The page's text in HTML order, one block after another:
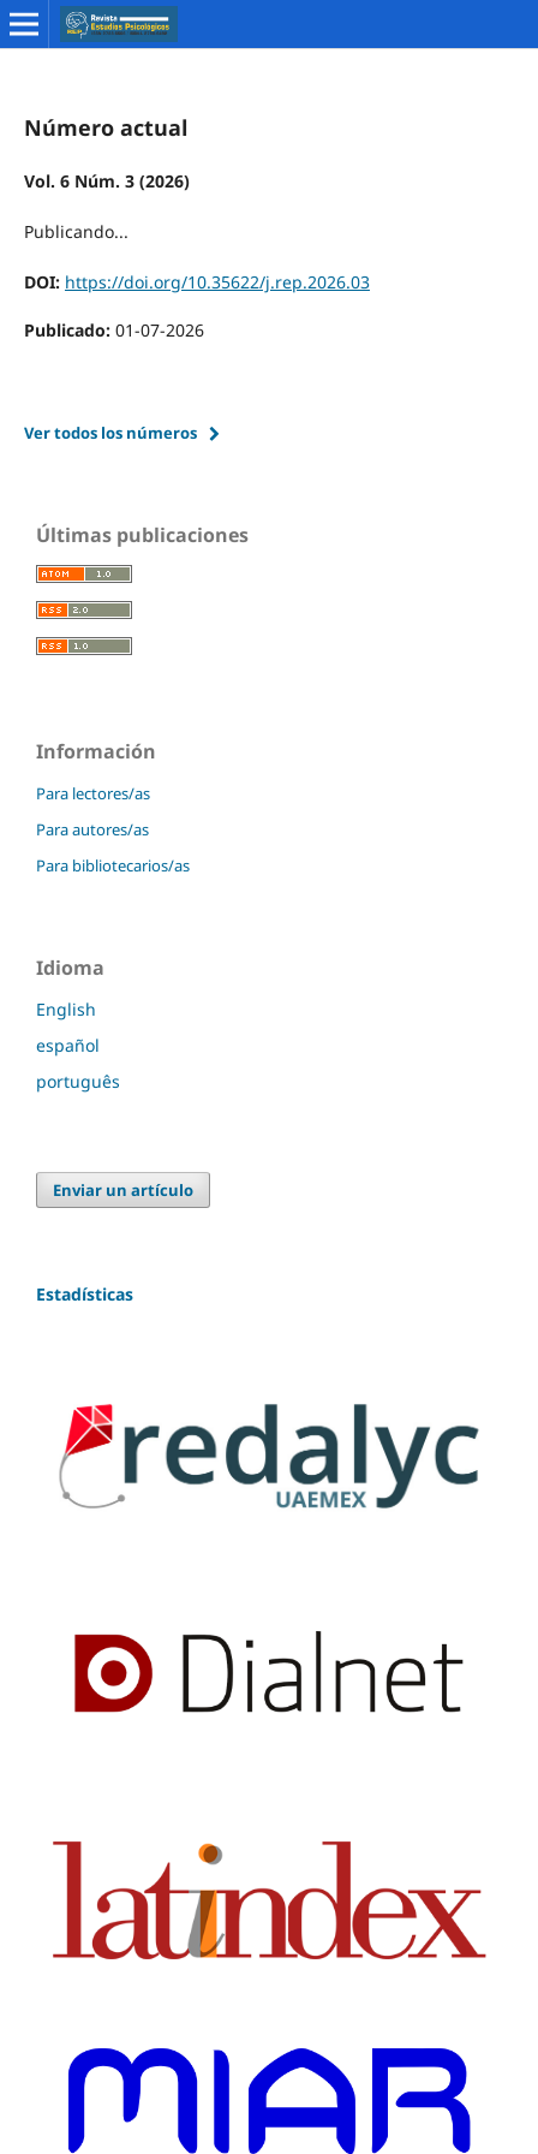
Número actual
Vol. 6 Núm. 3 (2026)
Publicando...
DOI: https://doi.org/10.35622/j.rep.2026.03
Publicado: 01-07-2026
Ver todos los números
Últimas publicaciones
Información
Para lectores/as
Para autores/as
Para bibliotecarios/as
Idioma
English
español
português
Enviar un artículo
Estadísticas